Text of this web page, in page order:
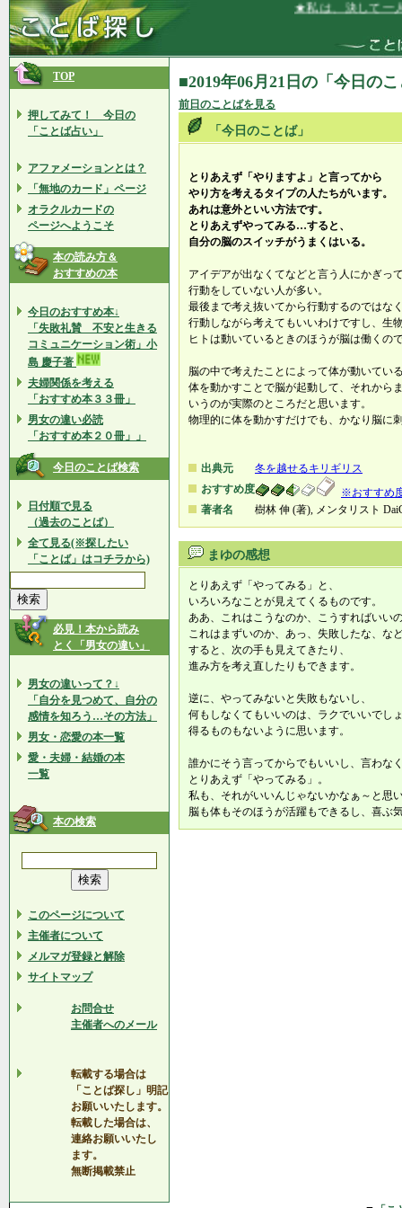
★私は、決して一人
TOP
押してみて！ 今日の
「ことば占い」
アファメーションとは？
「無地のカード」ページ
オラクルカードの
ページへようこそ
本の読み方＆
おすすめの本
今日のおすすめ本↓
「失敗礼賛 不安と生きる
コミュニケーション術」小
島 慶子著
夫婦関係を考える
「おすすめ本３３冊」
男女の違い必読
「おすすめ本２０冊」」
今日のことば検索
日付順で見る
（過去のことば）
全て見る(※探したい
「ことば」はコチラから)
必見！本から読み
とく「男女の違い」
男女の違いって？↓
「自分を見つめて、自分の
感情を知ろう…その方法」
男女・恋愛の本一覧
愛・夫婦・結婚の本
一覧
本の検索
このページについて
主催者について
メルマガ登録と解除
サイトマップ
お問合せ
主催者へのメール
転載する場合は
「ことば探し」明記
お願いいたします。
転載した場合は、
連絡お願いいたし
ます。
無断掲載禁止
■2019年06月21日の「今日の
前日のことばを見る
「今日のことば」
とりあえず「やりますよ」と言ってから
やり方を考えるタイプの人たちがいます。
あれは意外といい方法です。
とりあえずやってみる…すると、
自分の脳のスイッチがうまくはいる。
アイデアが出なくてなどと言う人にかぎっ
行動をしていない人が多い。
最後まで考え抜いてから行動するのではな
行動しながら考えてもいいわけですし、生
ヒトは動いているときのほうが脳は働くの
脳の中で考えたことによって体が動いてい
体を動かすことで脳が起動して、それから
いうのが実際のところだと思います。
物理的に体を動かすだけでも、かなり脳に
出典元
冬を越せるキリギリス
おすすめ度
※おすすめ
著者名
樹林 伸 (著), メンタリスト
まゆの感想
とりあえず「やってみる」と、
いろいろなことが見えてくるものです。
ああ、これはこうなのか、こうすればいい
これはまずいのか、あっ、失敗したな、な
すると、次の手も見えてきたり、
進み方を考え直したりもできます。
逆に、やってみないと失敗もないし、
何もしなくてもいいのは、ラクでいいでし
得るものもないように思います。
誰かにそう言ってからでもいいし、言わな
とりあえず「やってみる」。
私も、それがいいんじゃないかなぁ～と思
脳も体もそのほうが活躍もできるし、喜ぶ